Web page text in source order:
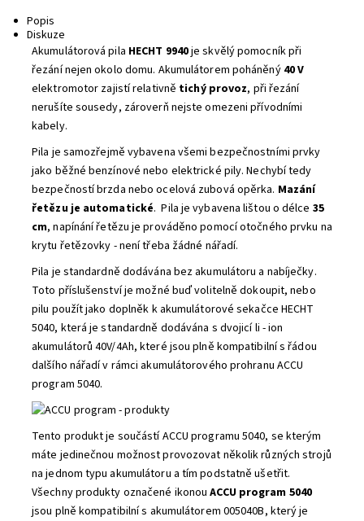
Popis
Diskuze
Akumulátorová pila HECHT 9940je skvělý pomocník při
řezání nejen okolo domu. Akumulátorem poháněný40 V
elektromotor zajistí relativně tichý provoz, při řezání
nerušíte sousedy, zároverň nejste omezeni přívodními
kabely.
Pila je samozřejmě vybavena všemi bezpečnostními prvky
jako běžné benzínové nebo elektrické pily. Nechybí tedy
bezpečností brzda nebo ocelová zubová opěrka. Mazání
řetězu je automatické. Pila je vybavena lištou o délce 35
cm, napínání řetězu je prováděno pomocí otočného prvku na
krytu řetězovky - není třeba žádné nářadí.
Pila je standardně dodávána bez akumulátoru a nabíječky.
Toto příslušenství je možné buď volitelně dokoupit, nebo
pilu použít jako doplněk k akumulátorové sekačce HECHT
5040, která je standardně dodávána s dvojicí li - ion
akumulátorů 40V/4Ah, které jsou plně kompatibilní s řádou
dalšího nářadí v rámci akumulátorového prohranu ACCU
program 5040.
Tento produkt je součástí ACCU programu 5040, se kterým
máte jedinečnou možnost provozovat několik různých strojů
na jednom typu akumulátoru a tím podstatně ušetřit.
Všechny produkty označené ikonouACCU program 5040
jsou plně kompatibilní s akumulátorem 005040B, který je